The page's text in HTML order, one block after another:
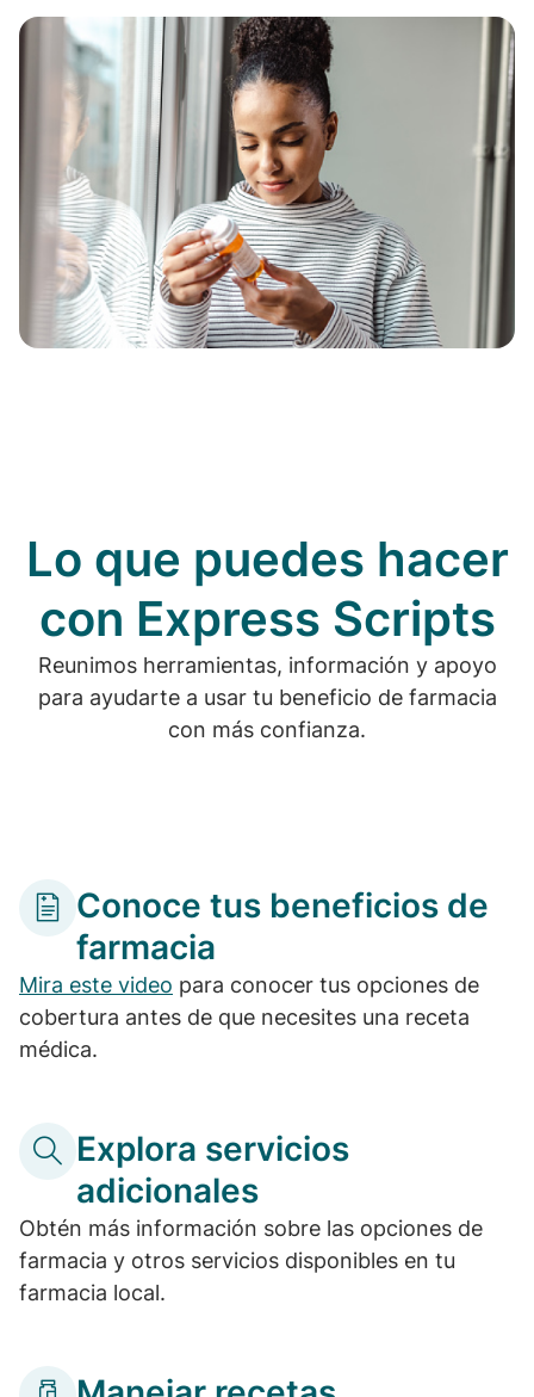
Lo que puedes hacer
con Express Scripts
Reunimos herramientas, información y apoyo
para ayudarte a usar tu beneficio de farmacia
con más confianza.
Conoce tus beneficios de
farmacia
Mira este video para conocer tus opciones de
cobertura antes de que necesites una receta
médica.
Explora servicios
adicionales
Obtén más información sobre las opciones de
farmacia y otros servicios disponibles en tu
farmacia local.